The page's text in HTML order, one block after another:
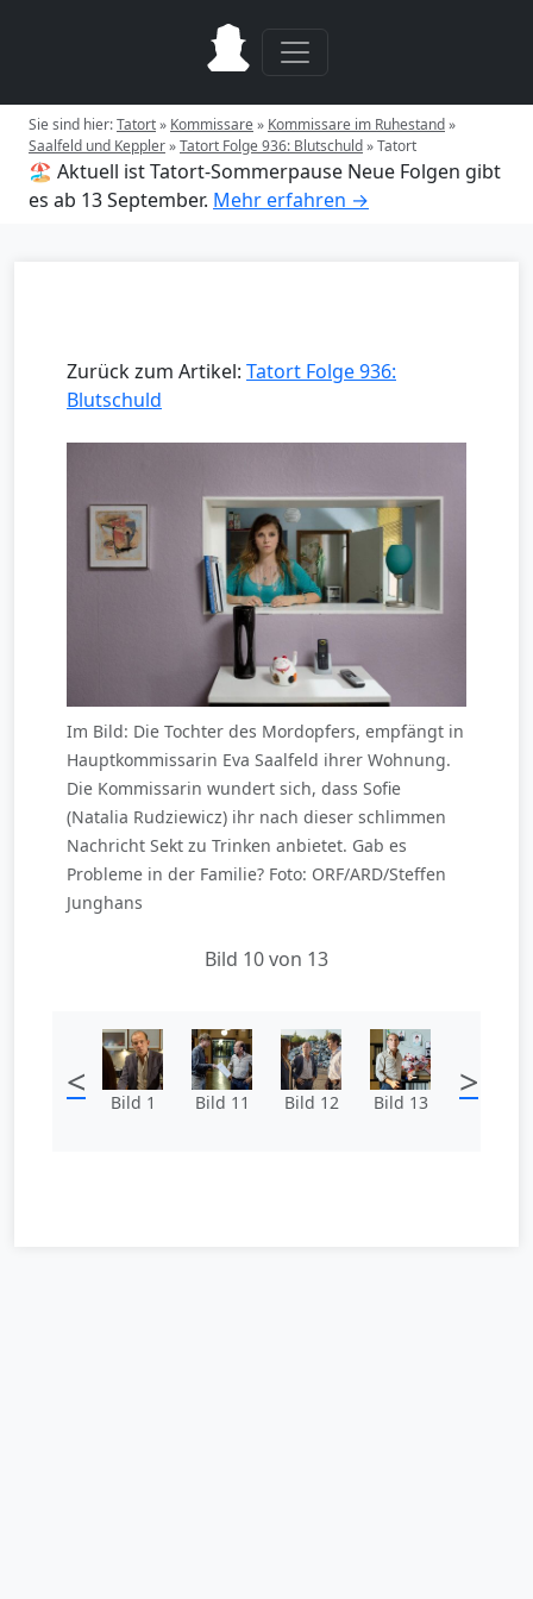
Sie sind hier:Tatort» Kommissare» Kommissare im Ruhestand»
Saalfeld und Keppler»Tatort Folge 936: Blutschuld»Tatort
🏖️ Aktuell ist Tatort-Sommerpause Neue Folgen gibt
es ab 13 September. Mehr erfahren →
Zurück zum Artikel: Tatort Folge 936:
Blutschuld
Im Bild: Die Tochter des Mordopfers, empfängt in
Hauptkommissarin Eva Saalfeld ihrer Wohnung.
Die Kommissarin wundert sich, dass Sofie
(Natalia Rudziewicz) ihr nach dieser schlimmen
Nachricht Sekt zu Trinken anbietet. Gab es
Probleme in der Familie? Foto: ORF/ARD/Steffen
Junghans
Bild 10 von 13
< Bild 1 Bild 11 Bild 12 Bild 13 >